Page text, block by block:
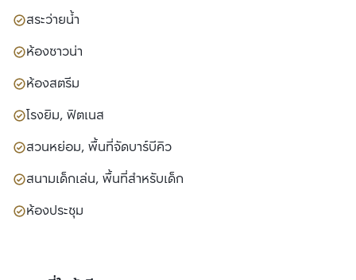
สระว่ายน้ำ
ห้องซาวน่า
ห้องสตรีม
โรงยิม, ฟิตเนส
สวนหย่อม, พื้นที่จัดบาร์บีคิว
สนามเด็กเล่น, พื้นที่สำหรับเด็ก
ห้องประชุม